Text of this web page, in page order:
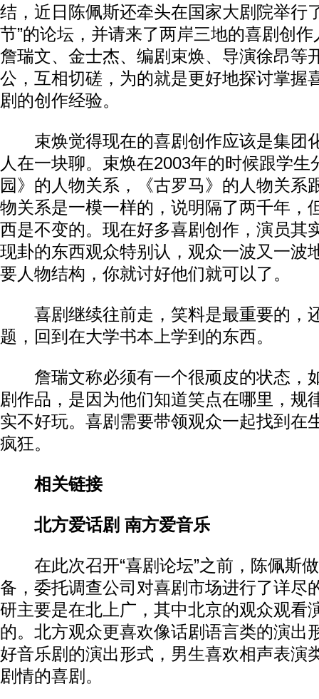
结，近日陈佩斯还牵头在国家大剧院举行
节”的论坛，并请来了两岸三地的喜剧创
詹瑞文、金士杰、编剧束焕、导演徐昂等
公，互相切磋，为的就是更好地探讨掌握
剧的创作经验。
束焕觉得现在的喜剧创作应该是集团
人在一块聊。束焕在2003年的时候跟学生
园》的人物关系，《古罗马》的人物关系
物关系是一模一样的，说明隔了两千年，
西是不变的。现在好多喜剧创作，演员其
现卦的东西观众特别认，观众一波又一波
要人物结构，你就讨好他们就可以了。
喜剧继续往前走，笑料是最重要的，
题，回到在大学书本上学到的东西。
詹瑞文称必须有一个很顽皮的状态，
剧作品，是因为他们知道笑点在哪里，规
实不好玩。喜剧需要带领观众一起找到在
疯狂。
相关链接
北方爱话剧 南方爱音乐
在此次召开“喜剧论坛”之前，陈佩斯
备，委托调查公司对喜剧市场进行了详尽
研主要是在北上广，其中北京的观众观看
的。北方观众更喜欢像话剧语言类的演出
好音乐剧的演出形式，男生喜欢相声表演
剧情的喜剧。